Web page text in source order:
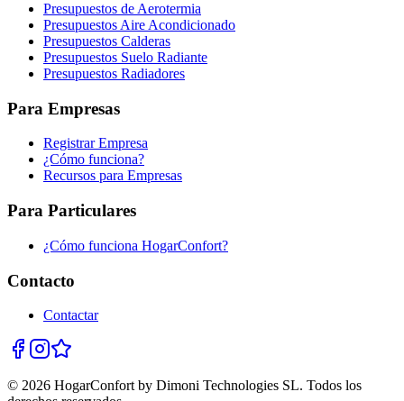
Presupuestos de Aerotermia
Presupuestos Aire Acondicionado
Presupuestos Calderas
Presupuestos Suelo Radiante
Presupuestos Radiadores
Para Empresas
Registrar Empresa
¿Cómo funciona?
Recursos para Empresas
Para Particulares
¿Cómo funciona HogarConfort?
Contacto
Contactar
© 2026 HogarConfort by Dimoni Technologies SL. Todos los